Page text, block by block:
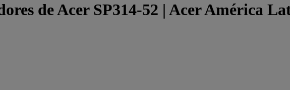
de Acer SP314-52 | Acer América